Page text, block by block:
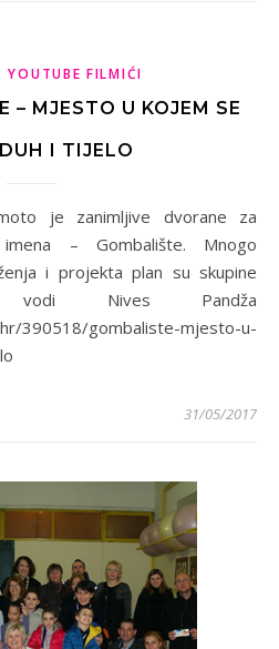
YOUTUBE FILMIĆI
– MJESTO U KOJEM SE
I TIJELO
– Gombalište. Mnogo
i projekta plan su skupine
vodi Nives Pandža
390518/gombaliste-mjesto-u-
31/05/2017